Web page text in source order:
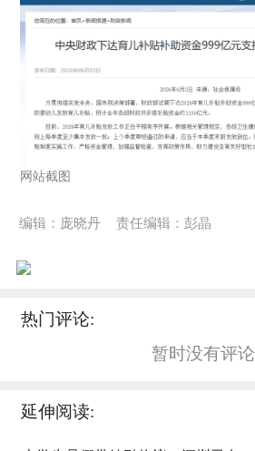
网站截图
编辑：庞晓丹 责任编辑：彭晶
热门评论:
暂时没有评论
延伸阅读: